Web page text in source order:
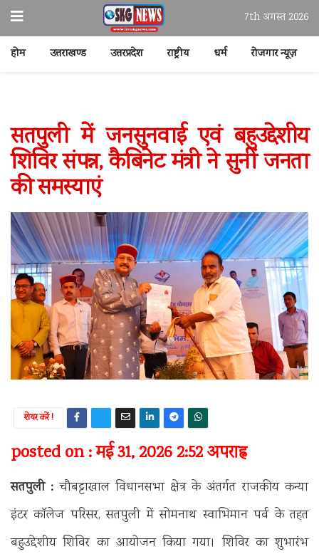
7th अगस्त 2026
होम उत्तराखण्ड उत्तरप्रदेश राष्ट्रीय धर्म रोजगार न्यूज़
सतपुली में जनसुनवाई एवं बहुउद्देशीय
शिविर संपन्न, कैबिनेट मंत्री ने सुनीं जनता
की समस्याएं
शेयर करें !
posted on : मई 31, 2026 2:52 अपराह्न
सतपुली : चौबट्टाखाल विधानसभा क्षेत्र के अंतर्गत राजकीय कन्या
इंटर कॉलेज परिसर, सतपुली में सोमनाथ स्वाभिमान पर्व के तहत
बहुउद्देशीय शिविर का आयोजन किया गया। शिविर का शुभारंभ